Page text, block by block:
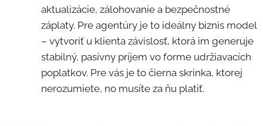
aktualizácie, zálohovanie a bezpečnostné
záplaty. Pre agentúry je to ideálny biznis model
– vytvoriť u klienta závislosť, ktorá im generuje
stabilný, pasívny príjem vo forme udržiavacích
poplatkov. Pre vás je to čierna skrinka, ktorej
nerozumiete, no musíte za ňu platiť.